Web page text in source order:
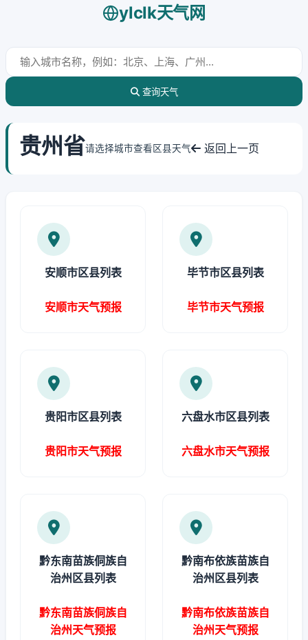
ylclk天气网
查询天气
贵州省请选择城市查看区县天气 返回上一页
安顺市区县列表
安顺市天气预报
毕节市区县列表
毕节市天气预报
贵阳市区县列表
贵阳市天气预报
六盘水市区县列表
六盘水市天气预报
黔东南苗族侗族自
治州区县列表
黔东南苗族侗族自
治州天气预报
黔南布依族苗族自
治州区县列表
黔南布依族苗族自
治州天气预报